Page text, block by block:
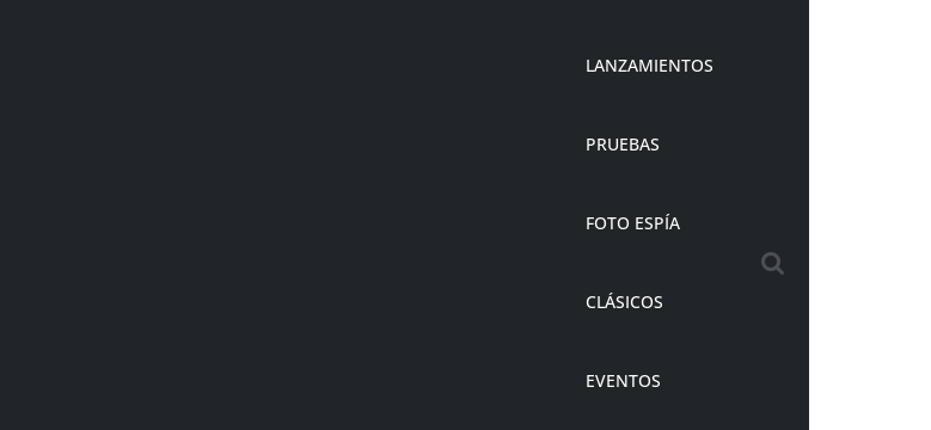
LANZAMIENTOS
PRUEBAS
FOTO ESPÍA
CLÁSICOS
EVENTOS